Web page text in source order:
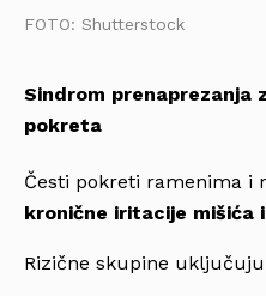
FOTO: Shutterstock
Sindrom prenaprezanja
pokreta
Česti pokreti ramenima i
kronične iritacije mišića
Rizične skupine